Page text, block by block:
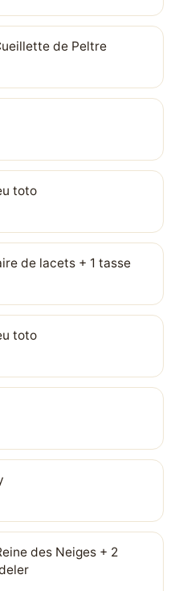
de Peltre
toto
de lacets + 1 tasse
toto
des Neiges + 2